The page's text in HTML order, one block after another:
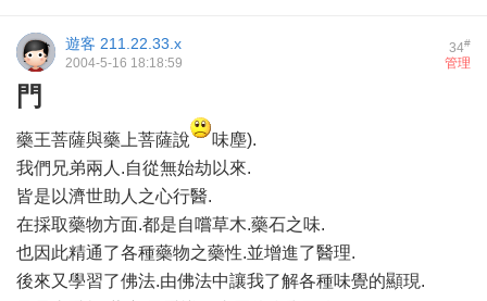
34#
遊客 211.22.33.x
管理
2004-5-16 18:18:59
門
藥王菩薩與藥上菩薩說
味塵).
我們兄弟兩人.自從無始劫以來.
皆是以濟世助人之心行醫.
在採取藥物方面.都是自嚐草木.藥石之味.
也因此精通了各種藥物之藥性.並增進了醫理.
後來又學習了佛法.由佛法中讓我了解各種味覺的顯現.